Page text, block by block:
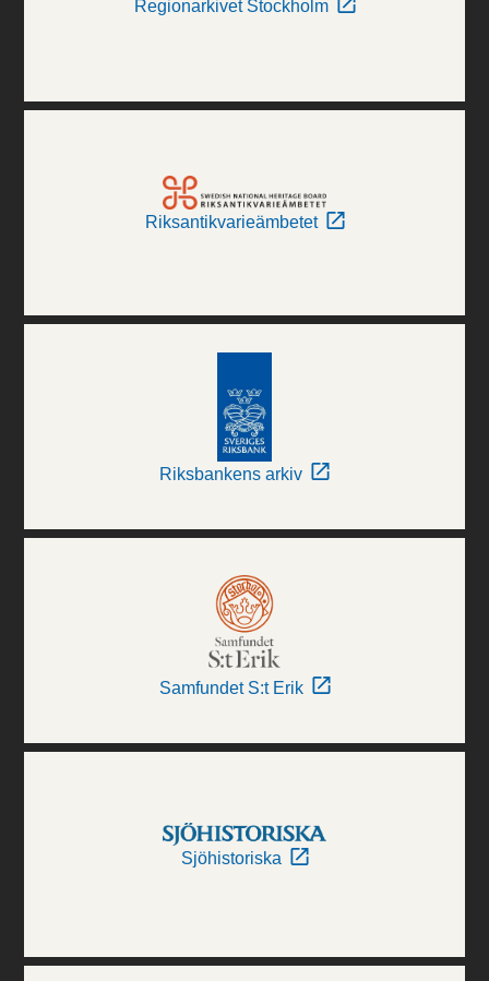
Regionarkivet Stockholm
Riksantikvarieämbetet
Riksbankens arkiv
Samfundet S:t Erik
Sjöhistoriska